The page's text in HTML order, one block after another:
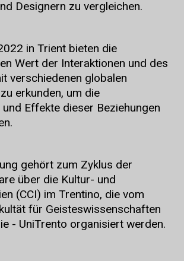
Designern zu vergleichen.
in Trient bieten die
Wert der Interaktionen und des
verschiedenen globalen
erkunden, um die
Effekte dieser Beziehungen
gehört zum Zyklus der
über die Kultur- und
(CCI) im Trentino, die vom
für Geisteswissenschaften
- UniTrento organisiert werden.